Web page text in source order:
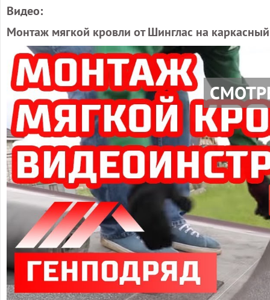
Видео:
Монтаж мягкой кровли от Шинглас на